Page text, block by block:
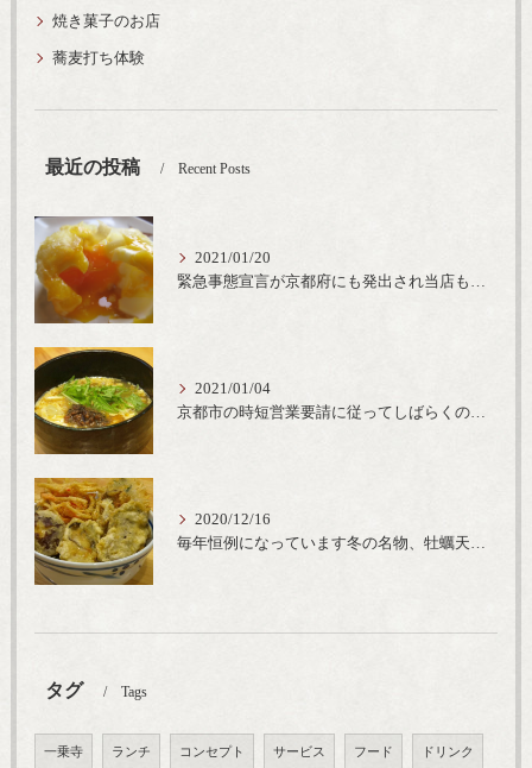
焼き菓子のお店
蕎麦打ち体験
最近の投稿 Recent Posts
2021/01/20
緊急事態宣言が京都府にも発出され当店も要請に従って20時完全閉店という形で営業なるべく短期間での要請解除へ一致団結です
2021/01/04
京都市の時短営業要請に従ってしばらくの間20時までの営業とさせていただいております。寒い時期には温かいお蕎麦がおすすめ
2020/12/16
毎年恒例になっています冬の名物、牡蠣天丼が販売開始です、広島県産の大粒牡蠣を使用し天ぷらならではのカリと衣クリーミーな味わいをどうぞ
タグ Tags
一乗寺 ランチ コンセプト サービス フード ドリンク